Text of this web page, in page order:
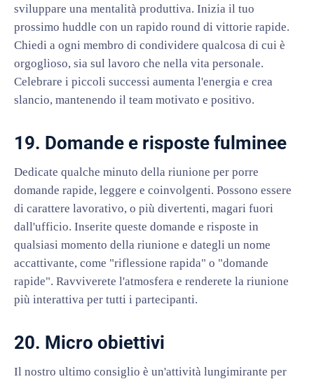
sviluppare una mentalità produttiva. Inizia il tuo
prossimo huddle con un rapido round di vittorie rapide.
Chiedi a ogni membro di condividere qualcosa di cui è
orgoglioso, sia sul lavoro che nella vita personale.
Celebrare i piccoli successi aumenta l'energia e crea
slancio, mantenendo il team motivato e positivo.
19. Domande e risposte fulminee
Dedicate qualche minuto della riunione per porre
domande rapide, leggere e coinvolgenti. Possono essere
di carattere lavorativo, o più divertenti, magari fuori
dall'ufficio. Inserite queste domande e risposte in
qualsiasi momento della riunione e dategli un nome
accattivante, come "riflessione rapida" o "domande
rapide". Ravviverete l'atmosfera e renderete la riunione
più interattiva per tutti i partecipanti.
20. Micro obiettivi
Il nostro ultimo consiglio è un'attività lungimirante per